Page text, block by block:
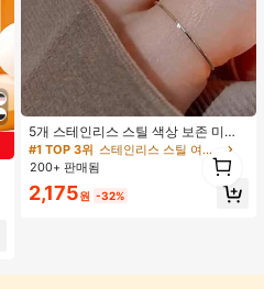
5개 스테인리스 스틸 색상 보존 미니
멀리스트 폴리싱 반지 세트, 우아한 니
치 디자인 스택형 반지 여성용
#1 TOP 3위
스테인리스 스틸 여성 반지
거의 매진!
#1 TOP 3위
스테인리스 스틸 여성 반지
거의 매진!
#1 TOP 3위
스테인리스 스틸 여성 반지
거의 매진!
#1 TOP 3위
200+ 판매됨
2,175원 -32%